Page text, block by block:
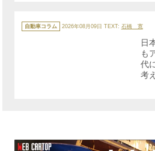
テ
ゴ
自動車コラム 2026年08月09日 TEXT: 石橋 寛
日
も
代
考